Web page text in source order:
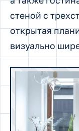
стеной с
открытая
визуально